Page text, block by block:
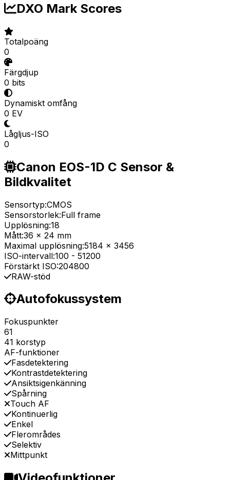
DXO Mark Scores
Totalpoäng
0
Färgdjup
0 bits
Dynamiskt omfång
0 EV
Lågljus-ISO
0
Canon EOS-1D C Sensor &
Bildkvalitet
Sensortyp:CMOS
Sensorstorlek:Full frame
Upplösning:18
Mått:36 x 24 mm
Maximal upplösning:5184 x 3456
ISO-intervall:100 - 51200
Förstärkt ISO:204800
RAW-stöd
Autofokussystem
Fokuspunkter
61
41 korstyp
AF-funktioner
Fasdetektering
Kontrastdetektering
Ansiktsigenkänning
Spårning
Touch AF
Kontinuerlig
Enkel
Flerområdes
Selektiv
Mittpunkt